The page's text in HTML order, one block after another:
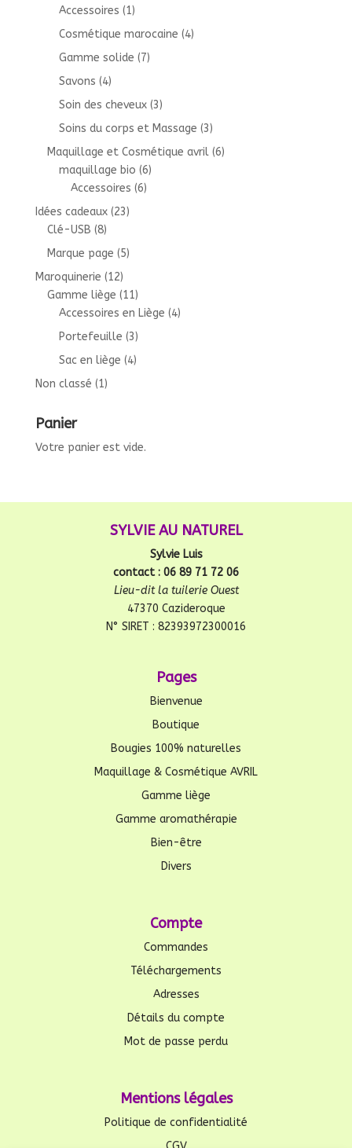
Accessoires (1)
Cosmétique marocaine (4)
Gamme solide (7)
Savons (4)
Soin des cheveux (3)
Soins du corps et Massage (3)
Maquillage et Cosmétique avril (6)
maquillage bio (6)
Accessoires (6)
Idées cadeaux (23)
Clé-USB (8)
Marque page (5)
Maroquinerie (12)
Gamme liège (11)
Accessoires en Liège (4)
Portefeuille (3)
Sac en liège (4)
Non classé (1)
Panier
Votre panier est vide.
SYLVIE AU NATUREL
Sylvie Luis
contact : 06 89 71 72 06
Lieu-dit la tuilerie Ouest
47370 Cazideroque
N° SIRET : 82393972300016
Pages
Bienvenue
Boutique
Bougies 100% naturelles
Maquillage & Cosmétique AVRIL
Gamme liège
Gamme aromathérapie
Bien-être
Divers
Compte
Commandes
Téléchargements
Adresses
Détails du compte
Mot de passe perdu
Mentions légales
Politique de confidentialité